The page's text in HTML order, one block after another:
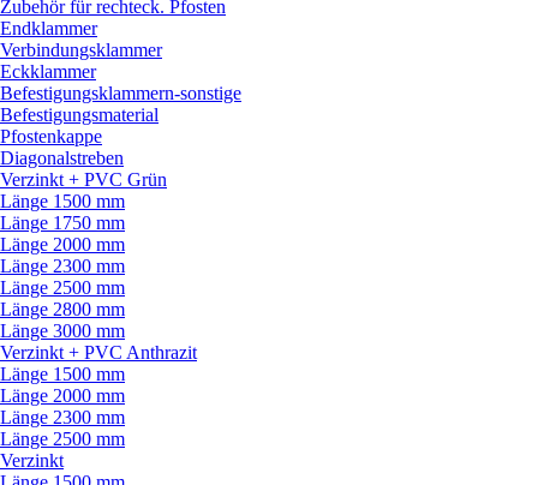
Zubehör für rechteck. Pfosten
Endklammer
Verbindungsklammer
Eckklammer
Befestigungsklammern-sonstige
Befestigungsmaterial
Pfostenkappe
Diagonalstreben
Verzinkt + PVC Grün
Länge 1500 mm
Länge 1750 mm
Länge 2000 mm
Länge 2300 mm
Länge 2500 mm
Länge 2800 mm
Länge 3000 mm
Verzinkt + PVC Anthrazit
Länge 1500 mm
Länge 2000 mm
Länge 2300 mm
Länge 2500 mm
Verzinkt